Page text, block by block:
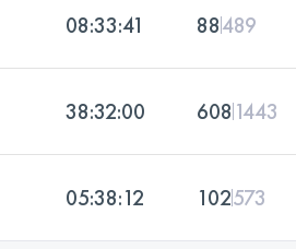
08:33:41 88489
38:32:00 608 1443
05:38:12 102573